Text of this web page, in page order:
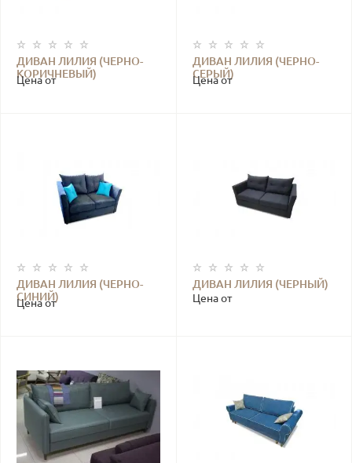
ДИВАН ЛИЛИЯ (ЧЕРНО-
КОРИЧНЕВЫЙ)
Цена от
ДИВАН ЛИЛИЯ (ЧЕРНО-
СЕРЫЙ)
Цена от
ДИВАН ЛИЛИЯ (ЧЕРНО-
СИНИЙ)
Цена от
ДИВАН ЛИЛИЯ (ЧЕРНЫЙ)
Цена от